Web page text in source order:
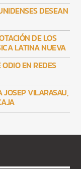
DESEAN
DE LOS
LATINA NUEVA
EN REDES
VILARASAU,